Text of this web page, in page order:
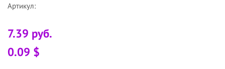
Артикул:
7.39 руб.
0.09 $